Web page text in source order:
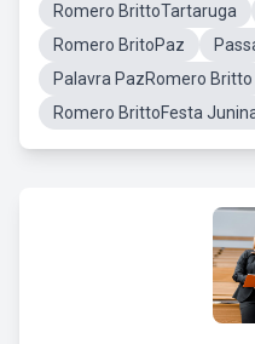
Romero BrittoTartaruga
Romero BritoPaz
Palavra PazRomero Britto
Romero BrittoFesta